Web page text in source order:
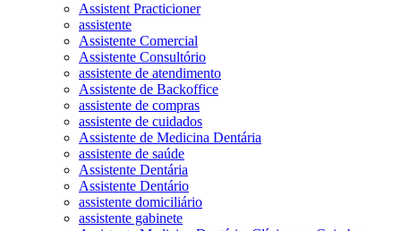
Assistent Practicioner
assistente
Assistente Comercial
Assistente Consultório
assistente de atendimento
Assistente de Backoffice
assistente de compras
assistente de cuidados
Assistente de Medicina Dentária
assistente de saúde
Assistente Dentária
Assistente Dentário
assistente domiciliário
assistente gabinete